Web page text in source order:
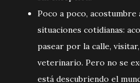
Poco a poco,
situaciones cotidianas:
pasear por la calle,
veterinario. Pero no se
está descubriendo el